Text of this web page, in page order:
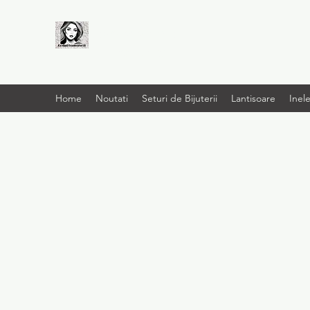
Home Noutati Seturi de Bijuterii Lantisoare Inele